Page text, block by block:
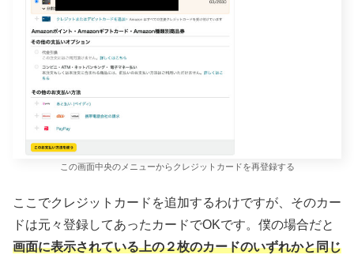
この画面中央のメニューからクレジットカードを再登録する
ここでクレジットカードを追加するわけですが、そのカー
ドは元々登録してあったカードでOKです。僕の場合だと
画面に表示されている上の２枚のカードのいずれかと同じ